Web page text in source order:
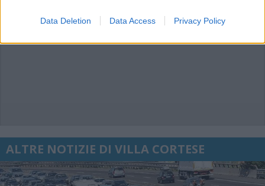
Data Deletion Data Access Privacy Policy
ALTRE NOTIZIE DI VILLA CORTESE